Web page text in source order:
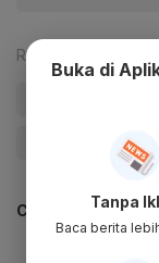
Reporter:
CEK JUGA DATA
Buka di
Tanpa
Baca berita